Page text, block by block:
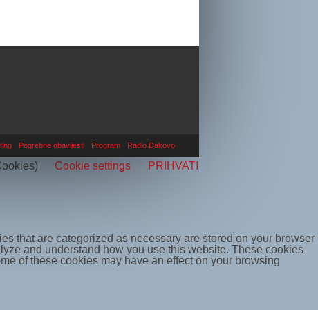
Pogrebne obavijesti Program Radio Đakovo
Cookie settings PRIHVATI
that are categorized as necessary are stored on your browser
and understand how you use this website. These cookies
of these cookies may have an effect on your browsing